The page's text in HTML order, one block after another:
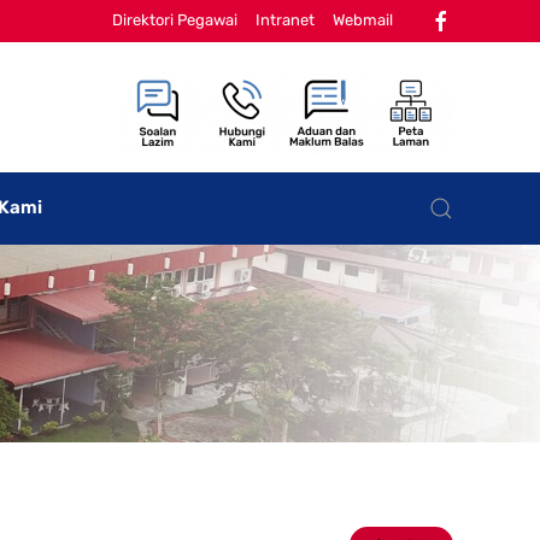
Direktori Pegawai Intranet Webmail